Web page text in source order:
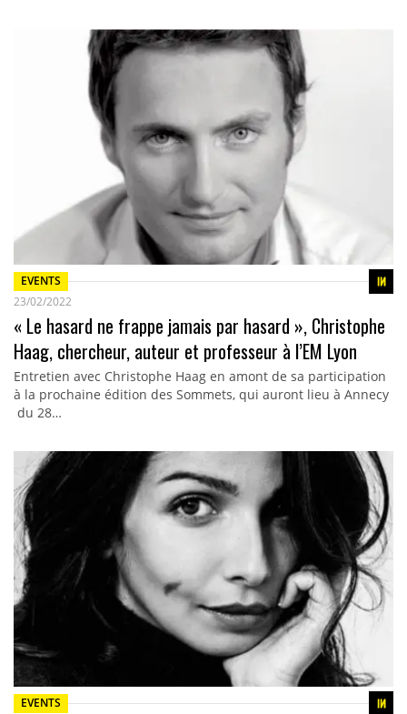
EVENTS
23/02/2022
« Le hasard ne frappe jamais par hasard », Christophe
Haag, chercheur, auteur et professeur à l’EM Lyon
Entretien avec Christophe Haag en amont de sa participation
à la prochaine édition des Sommets, qui auront lieu à Annecy
du 28…
EVENTS